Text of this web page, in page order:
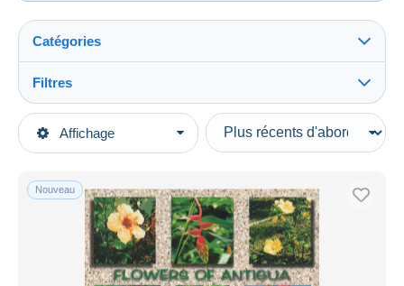
Affichage
Catégories
Catégories principales
Amérique
Antilles
Antigua & Barbuda
Filtres
Types de vente
En cours
Prix fixes
Enchères avec offres
Enchères sans offres
Maisons de vente
Vendus
Nouveau